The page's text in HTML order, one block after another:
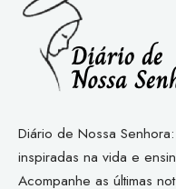
Diário de Nossa
inspiradas na vida e
Acompanhe as últimas